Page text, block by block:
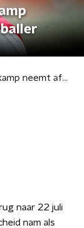
Terug naar 2006: Bergkamp neemt afscheid als voetballer
naar 22 juli
nam als